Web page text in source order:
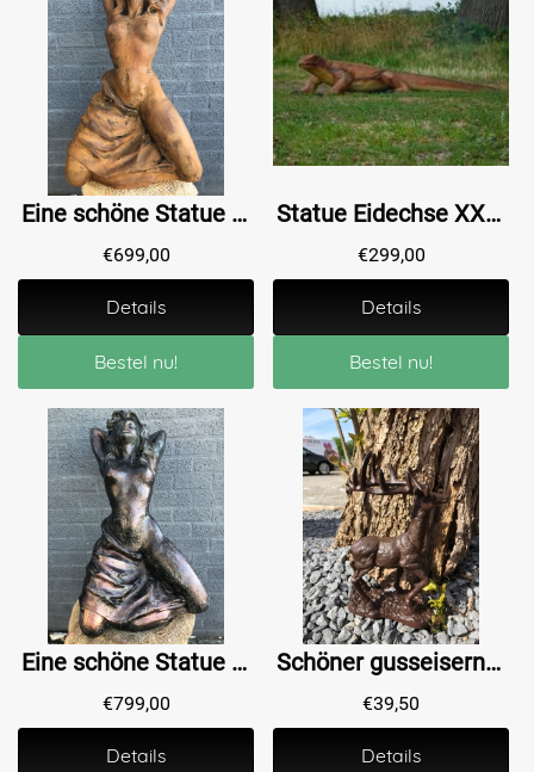
Eine schöne Statue einer unbedeckten Frau ganz aus Gusseisenoxid, schön im Detail!
€699,00
Details
Bestel nu!
Statue Eidechse XXL - 170 cm - Polystone - In Farbe
€299,00
Details
Bestel nu!
Eine schöne Statue einer nackten Frau ganz aus Gusseisen Bronze-Look Rest, schön im Detail!
€799,00
Details
Schöner gusseiserner Hirsch auf Ständer
€39,50
Details